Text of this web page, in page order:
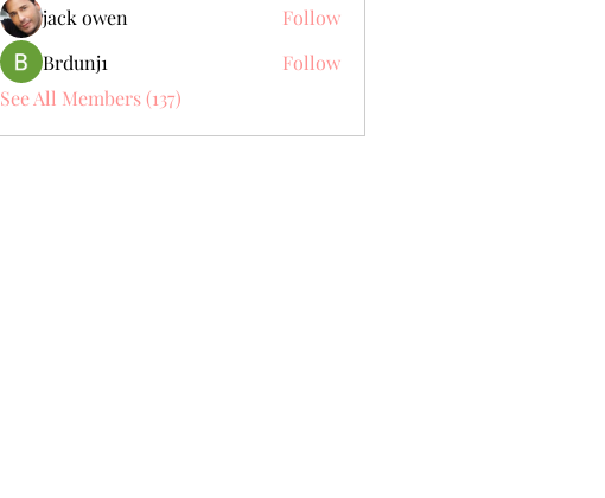
jack owen
Follow
Brdunj1
Follow
See All Members (137)